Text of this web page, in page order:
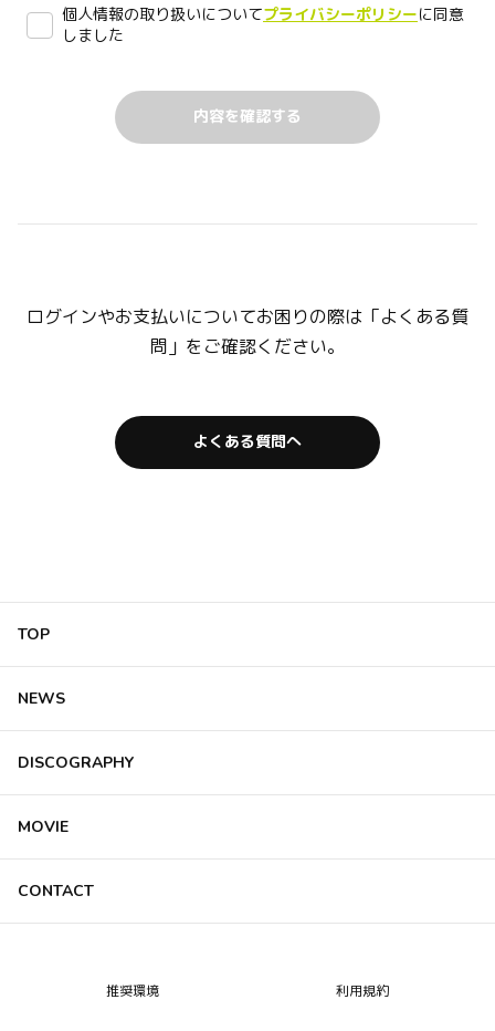
個人情報の取り扱いについてプライバシーポリシーに同意
しました
ログインやお支払いについてお困りの際は「よくある質
問」をご確認ください。
よくある質問へ
TOP
NEWS
DISCOGRAPHY
MOVIE
CONTACT
推奨環境 利用規約